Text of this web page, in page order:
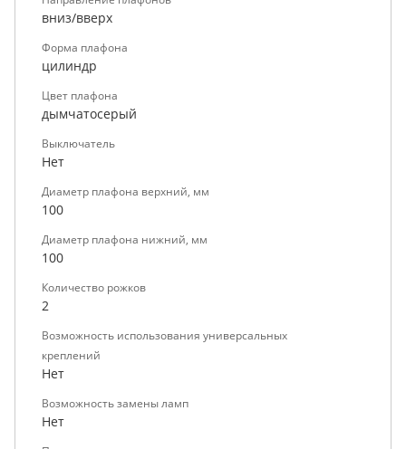
вниз/вверх
Форма плафона
цилиндр
Цвет плафона
дымчатосерый
Выключатель
Нет
Диаметр плафона верхний, мм
100
Диаметр плафона нижний, мм
100
Количество рожков
2
Возможность использования универсальных
креплений
Нет
Возможность замены ламп
Нет